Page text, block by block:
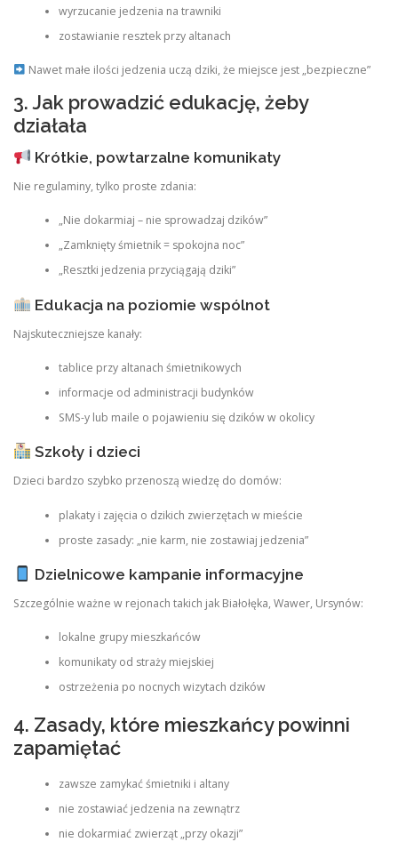
wyrzucanie jedzenia na trawniki
zostawianie resztek przy altanach
Nawet małe ilości jedzenia uczą dziki, że miejsce jest „bezpieczne”
3. Jak prowadzić edukację, żeby
działała
Krótkie, powtarzalne komunikaty
Nie regulaminy, tylko proste zdania:
„Nie dokarmiaj – nie sprowadzaj dzików”
„Zamknięty śmietnik = spokojna noc”
„Resztki jedzenia przyciągają dziki”
Edukacja na poziomie wspólnot
Najskuteczniejsze kanały:
tablice przy altanach śmietnikowych
informacje od administracji budynków
SMS-y lub maile o pojawieniu się dzików w okolicy
Szkoły i dzieci
Dzieci bardzo szybko przenoszą wiedzę do domów:
plakaty i zajęcia o dzikich zwierzętach w mieście
proste zasady: „nie karm, nie zostawiaj jedzenia”
Dzielnicowe kampanie informacyjne
Szczególnie ważne w rejonach takich jak Białołęka, Wawer, Ursynów:
lokalne grupy mieszkańców
komunikaty od straży miejskiej
ostrzeżenia po nocnych wizytach dzików
4. Zasady, które mieszkańcy powinni
zapamiętać
zawsze zamykać śmietniki i altany
nie zostawiać jedzenia na zewnątrz
nie dokarmiać zwierząt „przy okazji”